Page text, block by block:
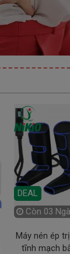
DEAL
Còn 03
Máy nén ép
tĩnh mạch